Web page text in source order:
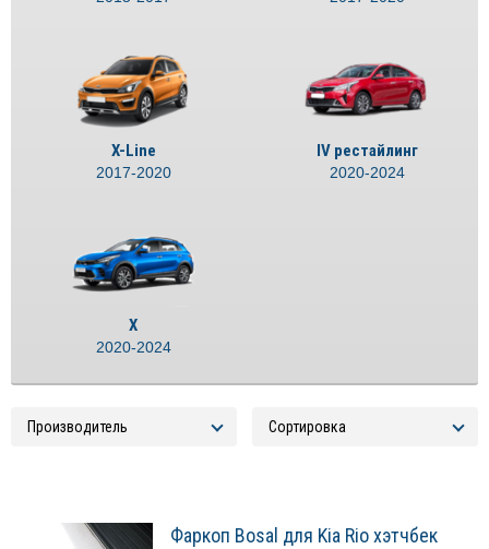
X-Line
2017-2020
IV рестайлинг
2020-2024
X
2020-2024
Фаркоп Bosal для Kia Rio хэтчбек